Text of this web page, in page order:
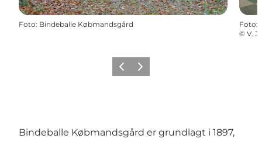
Foto: Bindeballe Købmandsgård Foto:
© V.
ForrigeNæste
Bindeballe Købmandsgård er grundlagt i 1897,